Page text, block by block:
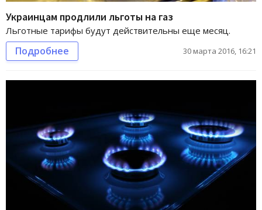
Украинцам продлили льготы на газ
Льготные тарифы будут действительны еще месяц.
Подробнее 30 марта 2016, 16:21